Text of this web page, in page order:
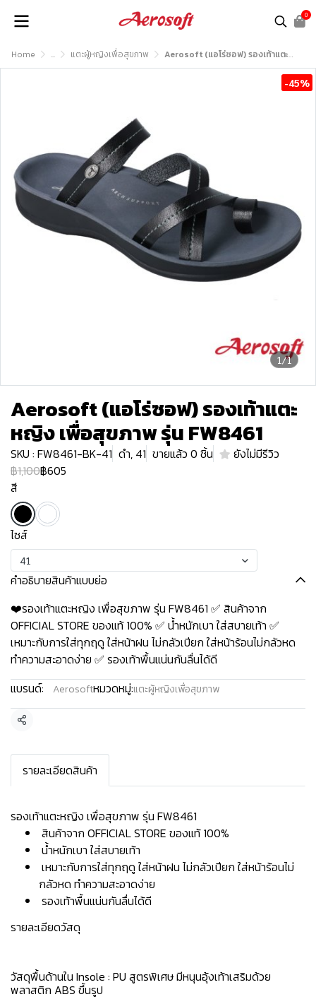
0
Home ... แตะผู้หญิงเพื่อสุขภาพ Aerosoft (แอโร่ซอฟ) รองเท้าแตะหญิง เพื่อสุขภาพ รุ่น FW8461
1/1
-45%
Aerosoft (แอโร่ซอฟ) รองเท้าแตะ
หญิง เพื่อสุขภาพ รุ่น FW8461
SKU : FW8461-BK-41 ดำ, 41 ขายแล้ว 0 ชิ้น
ยังไม่มีรีวิว
฿1,100฿605
สี
ไซส์
41
คำอธิบายสินค้าแบบย่อ
❤️รองเท้าแตะหญิง เพื่อสุขภาพ รุ่น FW8461 ✅ สินค้าจาก
OFFICIAL STORE ของแท้ 100% ✅ น้ำหนักเบา ใส่สบายเท้า ✅
เหมาะกับการใส่ทุกฤดู ใส่หน้าฝน ไม่กลัวเปียก ใส่หน้าร้อนไม่กลัวหด
ทำความสะอาดง่าย ✅ รองเท้าพื้นแน่นกันลื่นได้ดี
แบรนด์:
Aerosoftหมวดหมู่:แตะผู้หญิงเพื่อสุขภาพ
แชร์
รายละเอียดสินค้า
รองเท้าแตะหญิง เพื่อสุขภาพ รุ่น FW8461
สินค้าจาก OFFICIAL STORE ของแท้ 100%
น้ำหนักเบา ใส่สบายเท้า
เหมาะกับการใส่ทุกฤดู ใส่หน้าฝน ไม่กลัวเปียก ใส่หน้าร้อนไม่
กลัวหด ทำความสะอาดง่าย
รองเท้าพื้นแน่นกันลื่นได้ดี
รายละเอียดวัสดุ
วัสดุพื้นด้านใน Insole : PU สูตรพิเศษ มีหนุนอุ้งเท้าเสริมด้วย
พลาสติก ABS ขึ้นรูป